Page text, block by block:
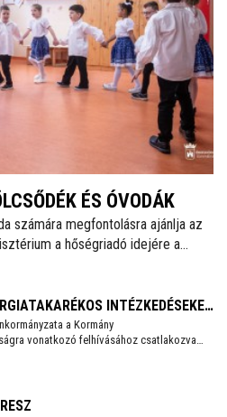
ÉS ÓVODÁK
számára megfontolásra ajánlja az
a hőségriadó idejére a
oldalán szombaton.
INTÉZKEDÉSEKET
a Kormány
vonatkozó felhívásához csatlakozva
be a villamosenergia-felhasználás
és a munkavállalók számára is